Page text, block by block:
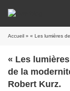
Accueil » « Les lumières de
« Les
de la
Robert Kurz.